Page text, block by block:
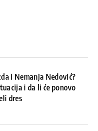
i Nemanja Nedović?
i da li će ponovo
dres